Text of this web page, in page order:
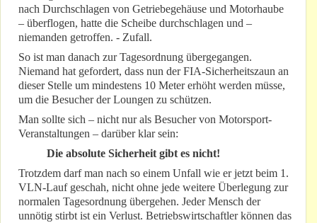
nach Durchschlagen von Getriebegehäuse und Motorhaube
– überflogen, hatte die Scheibe durchschlagen und –
niemanden getroffen. - Zufall.
So ist man danach zur Tagesordnung übergegangen.
Niemand hat gefordert, dass nun der FIA-Sicherheitszaun an
dieser Stelle um mindestens 10 Meter erhöht werden müsse,
um die Besucher der Loungen zu schützen.
Man sollte sich – nicht nur als Besucher von Motorsport-
Veranstaltungen – darüber klar sein:
Die absolute Sicherheit gibt es nicht!
Trotzdem darf man nach so einem Unfall wie er jetzt beim 1.
VLN-Lauf geschah, nicht ohne jede weitere Überlegung zur
normalen Tagesordnung übergehen. Jeder Mensch der
unnötig stirbt ist ein Verlust. Betriebswirtschaftler können das